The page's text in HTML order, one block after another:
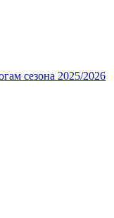
сезона 2025/2026